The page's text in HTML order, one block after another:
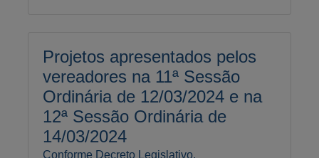
Projetos apresentados pelos
vereadores na 11ª Sessão
Ordinária de 12/03/2024 e na
12ª Sessão Ordinária de
14/03/2024
Conforme Decreto Legislativo.